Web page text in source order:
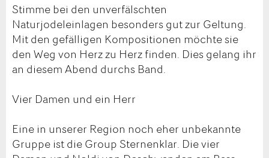
Stimme bei den unverfälschten
Naturjodeleinlagen besonders gut zur Geltung.
Mit den gefälligen Kompositionen möchte sie
den Weg von Herz zu Herz finden. Dies gelang ihr
an diesem Abend durchs Band.
Vier Damen und ein Herr
Eine in unserer Region noch eher unbekannte
Gruppe ist die Group Sternenklar. Die vier